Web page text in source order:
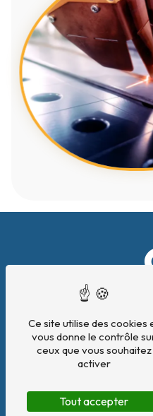
180 Zone artisanale
Ce site utilise des cookies
vous donne le contrôle
ceux que vous souhaitez
activer
Tout accepter